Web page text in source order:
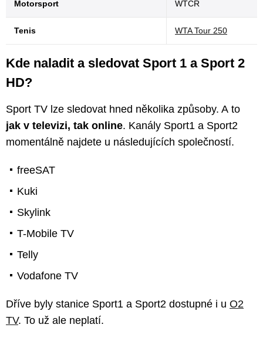
Motorsport WTCR
Tenis WTA Tour 250
Kde naladit a sledovat Sport 1 a Sport 2
HD?
Sport TV lze sledovat hned několika způsoby. A to
jak v televizi, tak online. Kanály Sport1 a Sport2
momentálně najdete u následujících společností.
freeSAT
Kuki
Skylink
T-Mobile TV
Telly
Vodafone TV
Dříve byly stanice Sport1 a Sport2 dostupné i u O2
TV. To už ale neplatí.